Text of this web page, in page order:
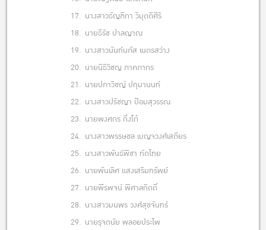
17. นางสาวธัญฑิกา วิมุตติศิริ
18. นายธีรัช ปาลญาณ
19. นางสาวนันท์นภัส เนตรสว่าง
20. นายนิธิวิชญ ภาคภากร
21. นายปภาวิชญ์ ปทุมานนท์
22. นางสาวปรัชญา ป้อมสุวรรณ
23. นายพงศกร กิ่งโก้
24. นางสาวพรรษชล เบญจวงศ์เสถียร
25. นางสาวพันธ์พิชา ทัดไทย
26. นายพันเลิศ แสงเสริมทรัพย์
27. นายพีรพจน์ พิศาลกิตติ์
28. นางสาวมนพร วงศ์สุขจันทร์
29. นายรุจดนัย พลอยประไพ